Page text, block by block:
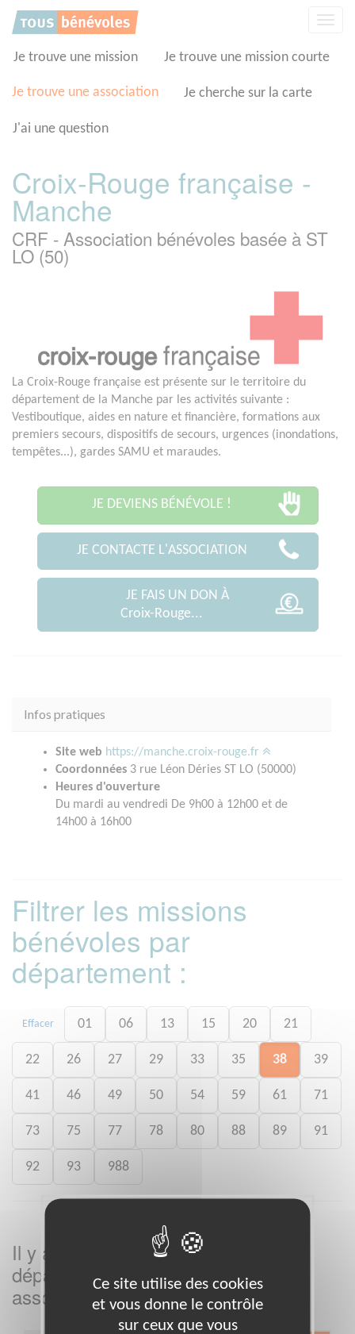
Je trouve une mission Je trouve une mission courte
Je trouve une association Je cherche sur la carte
J'ai une question
Croix-Rouge française -
Manche
CRF - Association bénévoles basée à ST
LO (50)
La Croix-Rouge française est présente sur le territoire du
département de la Manche par les activités suivante :
Vestiboutique, aides en nature et financière, formations aux
premiers secours, dispositifs de secours, urgences (inondations,
tempêtes...), gardes SAMU et maraudes.
JE DEVIENS BÉNÉVOLE !
JE CONTACTE L'ASSOCIATION
JE FAIS UN DON À
Croix-Rouge...
Infos pratiques
Site web https://manche.croix-rouge.fr
Coordonnées 3 rue Léon Déries ST LO (50000)
Heures d'ouverture
Du mardi au vendredi De 9h00 à 12h00 et de
14h00 à 16h00
Filtrer les missions
bénévoles par
département :
Effacer 01 06 13 15 20 21
22 26 27 29 33 35 38 39
41 46 49 50 54 59 61 71
73 75 77 78 80 88 89 91
92 93 988
Il y a
missions bénévoles dans le
départementIsèredans cette
association
Panneau de gestion des cookies
Ce site utilise des cookies
et vous donne le contrôle
sur ceux que vous